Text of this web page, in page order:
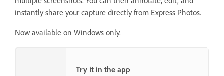
instantly share your capture directly from Express Photos.
Now available on Windows only.
Try it in the app